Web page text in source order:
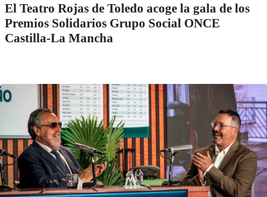
El Teatro Rojas de Toledo acoge la gala de los
Premios Solidarios Grupo Social ONCE
Castilla-La Mancha